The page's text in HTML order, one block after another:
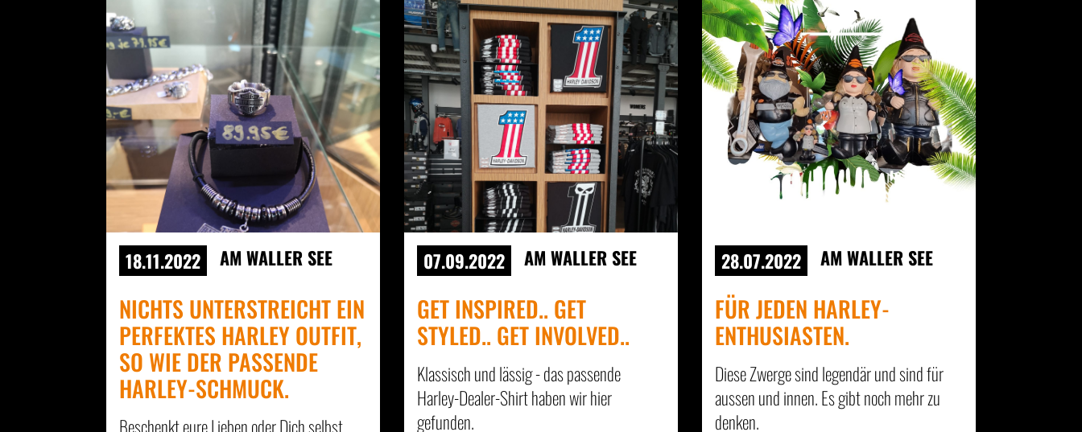
18.11.2022 AM WALLER SEE
NICHTS UNTERSTREICHT EIN
PERFEKTES HARLEY OUTFIT,
SO WIE DER PASSENDE
HARLEY-SCHMUCK.
Beschenkt eure Lieben oder Dich selbst.
07.09.2022 AM WALLER SEE
GET INSPIRED.. GET
STYLED.. GET INVOLVED..
Klassisch und lässig - das passende
Harley-Dealer-Shirt haben wir hier
gefunden.
28.07.2022 AM WALLER SEE
FÜR JEDEN HARLEY-
ENTHUSIASTEN.
Diese Zwerge sind legendär und sind für
aussen und innen. Es gibt noch mehr zu
denken.